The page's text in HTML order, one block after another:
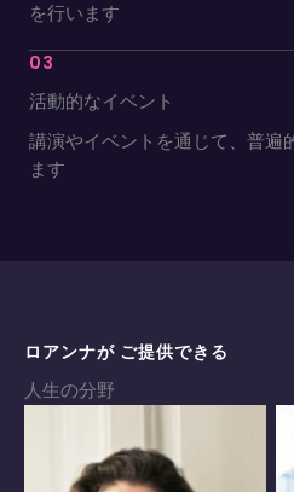
を行います
03
活動的なイベント
講演やイベントを通じて、普遍
ます
ロアンナが ご提供できる
人生の分野